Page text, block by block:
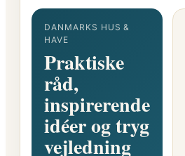
DANMARKS HUS &
HAVE
Praktiske
råd,
inspirerende
idéer og tryg
vejledning